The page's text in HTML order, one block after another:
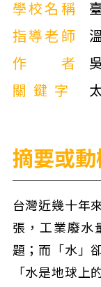
學校名稱
指導老師
作者
關鍵字
摘要或動
台灣近幾十年
張，工業廢水
題；而「水」
「水是地球上